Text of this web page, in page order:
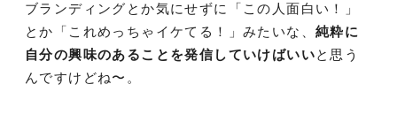
ブランディングとか気にせずに「この人面白い！」
とか「これめっちゃイケてる！」みたいな、 純粋に
自分の興味のあることを発信していけばいいと思う
んですけどね〜。